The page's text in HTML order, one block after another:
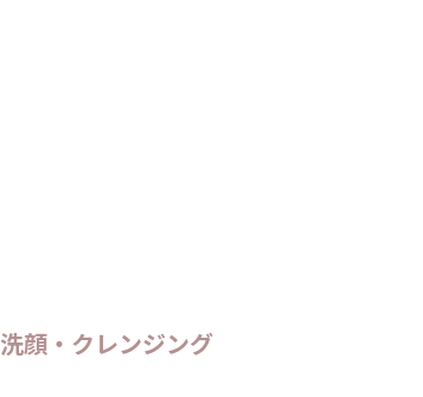
洗顔・クレンジング